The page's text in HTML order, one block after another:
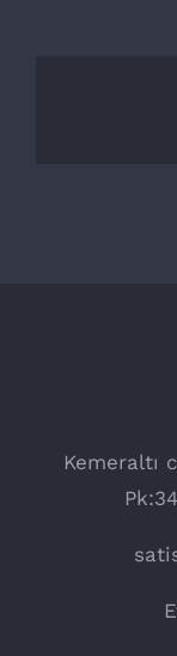
Kemeraltı